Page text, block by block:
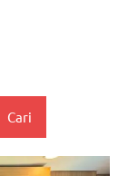
Cari